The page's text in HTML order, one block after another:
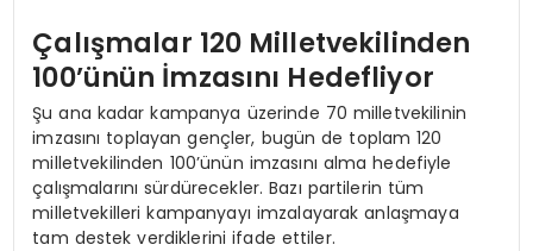
Çalışmalar 120 Milletvekilinden
100’ünün İmzasını Hedefliyor
Şu ana kadar kampanya üzerinde 70 milletvekilinin
imzasını toplayan gençler, bugün de toplam 120
milletvekilinden 100’ünün imzasını alma hedefiyle
çalışmalarını sürdürecekler. Bazı partilerin tüm
milletvekilleri kampanyayı imzalayarak anlaşmaya
tam destek verdiklerini ifade ettiler.